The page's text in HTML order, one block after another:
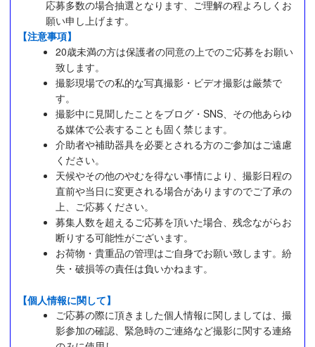
応募多数の場合抽選となります、ご理解の程よろしくお
願い申し上げます。
【注意事項】
20歳未満の方は保護者の同意の上でのご応募をお願い
致します。
撮影現場での私的な写真撮影・ビデオ撮影は厳禁で
す。
撮影中に見聞したことをブログ・SNS、その他あらゆ
る媒体で公表することも固く禁じます。
介助者や補助器具を必要とされる方のご参加はご遠慮
ください。
天候やその他のやむを得ない事情により、撮影日程の
直前や当日に変更される場合がありますのでご了承の
上、ご応募ください。
募集人数を超えるご応募を頂いた場合、残念ながらお
断りする可能性がございます。
お荷物・貴重品の管理はご自身でお願い致します。紛
失・破損等の責任は負いかねます。
【個人情報に関して】
ご応募の際に頂きました個人情報に関しましては、撮
影参加の確認、緊急時のご連絡など撮影に関する連絡